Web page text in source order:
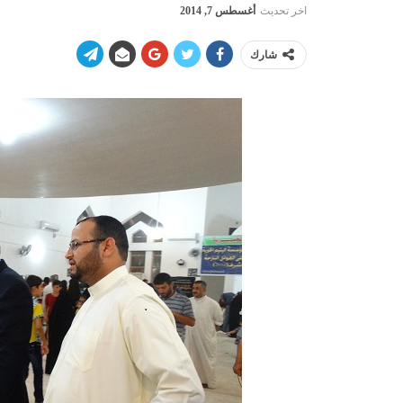
اخر تحديث أغسطس 7, 2014
شارك